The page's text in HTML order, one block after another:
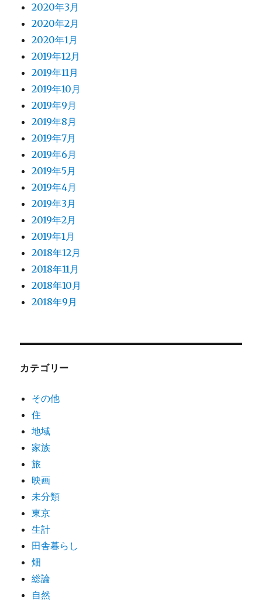
2020年3月
2020年2月
2020年1月
2019年12月
2019年11月
2019年10月
2019年9月
2019年8月
2019年7月
2019年6月
2019年5月
2019年4月
2019年3月
2019年2月
2019年1月
2018年12月
2018年11月
2018年10月
2018年9月
カテゴリー
その他
住
地域
家族
旅
映画
未分類
東京
生計
田舎暮らし
畑
総論
自然